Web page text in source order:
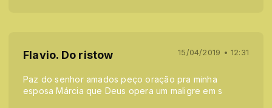
Flavio. Do ristow 15/04/2019 • 12:31
Paz do senhor amados peço oração pra minha
esposa Márcia que Deus opera um maligre em s